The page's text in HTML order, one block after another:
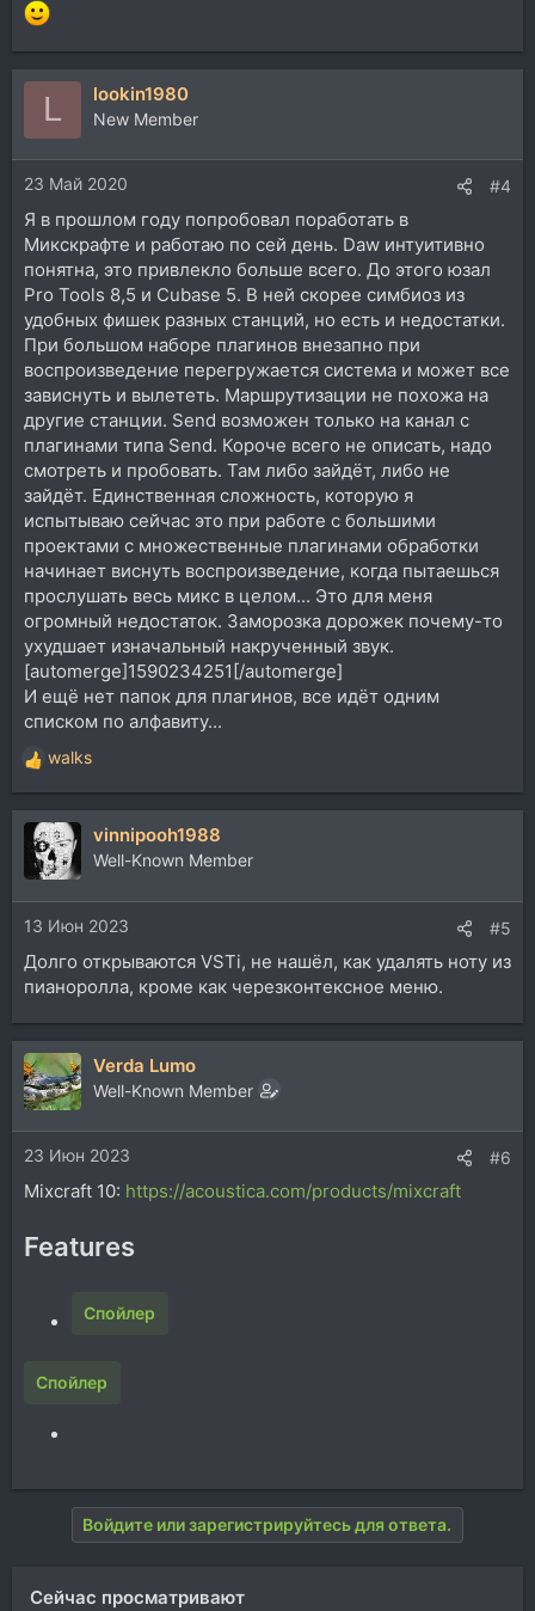
L lookin1980
New Member
23 Май 2020 #4
Я в прошлом году попробовал поработать в
Микскрафте и работаю по сей день. Daw интуитивно
понятна, это привлекло больше всего. До этого юзал
Pro Tools 8,5 и Cubase 5. В ней скорее симбиоз из
удобных фишек разных станций, но есть и недостатки.
При большом наборе плагинов внезапно при
воспроизведение перегружается система и может все
зависнуть и вылететь. Маршрутизации не похожа на
другие станции. Send возможен только на канал с
плагинами типа Send. Короче всего не описать, надо
смотреть и пробовать. Там либо зайдёт, либо не
зайдёт. Единственная сложность, которую я
испытываю сейчас это при работе с большими
проектами с множественные плагинами обработки
начинает виснуть воспроизведение, когда пытаешься
прослушать весь микс в целом... Это для меня
огромный недостаток. Заморозка дорожек почему-то
ухудшает изначальный накрученный звук.
[automerge]1590234251[/automerge]
И ещё нет папок для плагинов, все идёт одним
списком по алфавиту...
Р
е
а
ц
и
и
:
walks
vinnipooh1988
Well-Known Member
13 Июн 2023 #5
Долго открываются VSTi, не нашёл, как удалять ноту из
пианоролла, кроме как черезконтексное меню.
Verda Lumo
Well-Known Member
23 Июн 2023 #6
Mixcraft 10: https://acoustica.com/products/mixcraft
Features
Спойлер
Спойлер
Войдите или зарегистрируйтесь для ответа.
Сейчас просматривают